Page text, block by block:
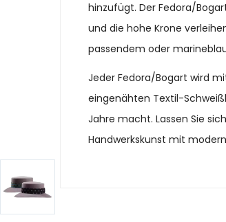
hinzufügt. Der Fedora/
und die hohe Krone
passendem oder
Jeder Fedora/Bogart wird
eingenähten Textil-
Jahre macht. Lassen Sie
Handwerkskunst mit